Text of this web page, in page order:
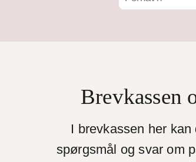
Brevkassen
I brevkassen her
spørgsmål og svar om